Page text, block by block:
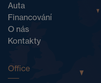
Auta
Financování
O nás
Kontakty
Office